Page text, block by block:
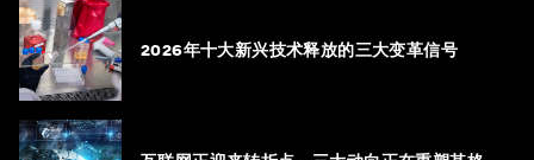
2026年十大新兴技术释放的三大变革信号